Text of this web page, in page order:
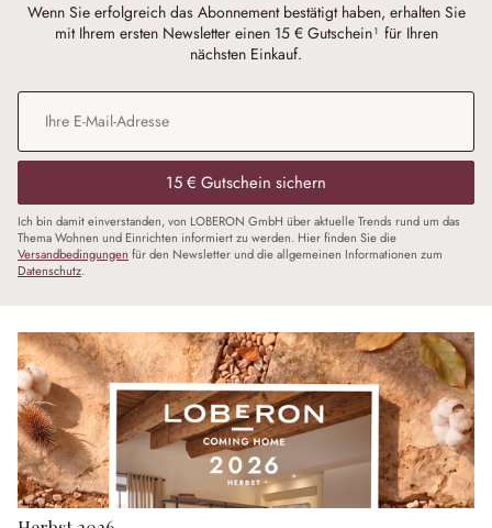
Wenn Sie erfolgreich das Abonnement bestätigt haben, erhalten Sie
mit Ihrem ersten Newsletter einen 15 € Gutschein¹ für Ihren
nächsten Einkauf.
E-Mail-Adresse
15 € Gutschein sichern
Ich bin damit einverstanden, von LOBERON GmbH über aktuelle Trends rund um das
Thema Wohnen und Einrichten informiert zu werden. Hier finden Sie die
Versandbedingungen für den Newsletter und die allgemeinen Informationen zum
Datenschutz.